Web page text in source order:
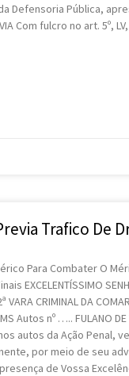
Defensoria Pública,
Com fulcro no art. 5º,
Trafico De
Para Combater O
EXCELENTÍSSIMO
VARA CRIMINAL DA
Autos nº ….. FULANO DE
autos da Ação Penal,
por meio de seu
de Vossa